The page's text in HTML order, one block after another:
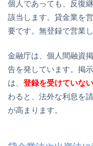
個人であっても、反復
該当します。貸金業を
要です。無登録で営業
金融庁は、個人間融資
告を発しています。掲
は、 登録を受けていな
わると、法外な利息を
が高まります。